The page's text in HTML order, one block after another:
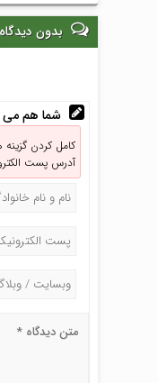
بدون دیدگاه
شما هم می
کامل کردن
آدرس پست